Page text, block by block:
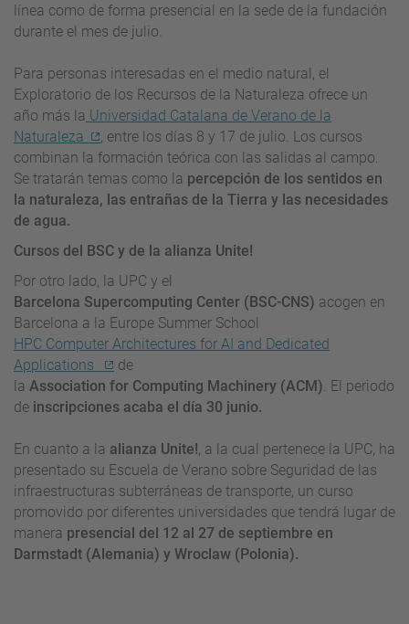
línea como de forma presencial en la sede de la fundación
durante el mes de julio.
Para personas interesadas en el medio natural, el
Exploratorio de los Recursos de la Naturaleza ofrece un
año más la Universidad Catalana de Verano de la
Naturaleza
, entre los días 8 y 17 de julio. Los cursos
combinan la formación teórica con las salidas al campo.
Se tratarán temas como la percepción de los sentidos en
la naturaleza, las entrañas de la Tierra y las necesidades
de agua.
Cursos del BSC y de la alianza Unite!
Por otro lado, la UPC y el
Barcelona Supercomputing Center (BSC-CNS) acogen en
Barcelona a la Europe Summer School
HPC Computer Architectures for AI and Dedicated
Applications
de
la Association for Computing Machinery (ACM). El periodo
de inscripciones acaba el día 30 junio.
En cuanto a la alianza Unite!, a la cual pertenece la UPC, ha
presentado su Escuela de Verano sobre Seguridad de las
infraestructuras subterráneas de transporte, un curso
promovido por diferentes universidades que tendrá lugar de
manera presencial del 12 al 27 de septiembre en
Darmstadt (Alemania) y Wroclaw (Polonia).